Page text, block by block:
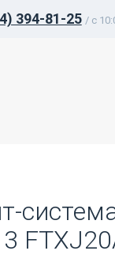
394-81-25 / c